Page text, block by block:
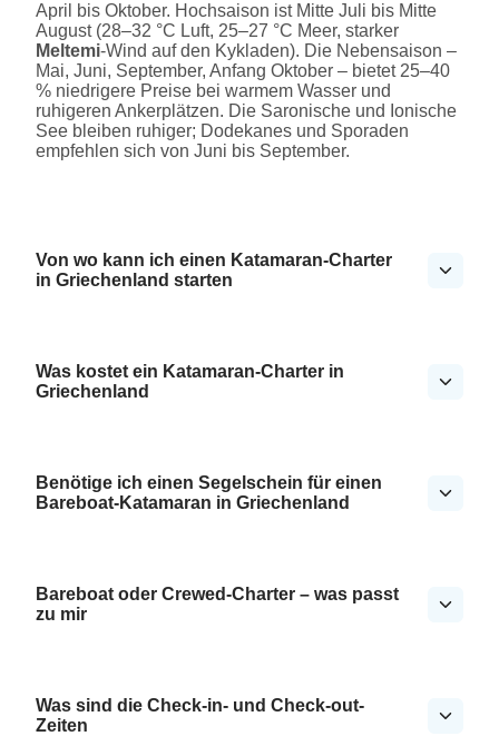
April bis Oktober. Hochsaison ist Mitte Juli bis Mitte
August (28–32 °C Luft, 25–27 °C Meer, starker
Meltemi-Wind auf den Kykladen). Die Nebensaison –
Mai, Juni, September, Anfang Oktober – bietet 25–40
% niedrigere Preise bei warmem Wasser und
ruhigeren Ankerplätzen. Die Saronische und Ionische
See bleiben ruhiger; Dodekanes und Sporaden
empfehlen sich von Juni bis September.
Von wo kann ich einen Katamaran-Charter
in Griechenland starten
Was kostet ein Katamaran-Charter in
Griechenland
Benötige ich einen Segelschein für einen
Bareboat-Katamaran in Griechenland
Bareboat oder Crewed-Charter – was passt
zu mir
Was sind die Check-in- und Check-out-
Zeiten